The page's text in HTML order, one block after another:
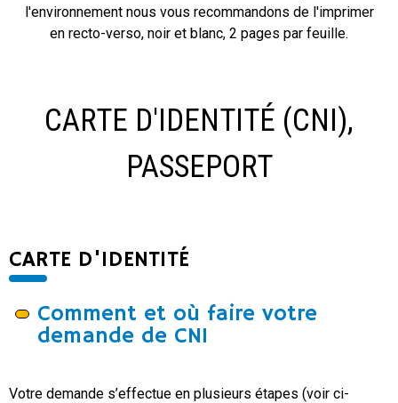
l'environnement nous vous recommandons de l'imprimer
en recto-verso, noir et blanc, 2 pages par feuille.
CARTE D'IDENTITÉ (CNI),
PASSEPORT
CARTE D'IDENTITÉ
Comment et où faire votre
demande de CNI
Votre demande s’effectue en plusieurs étapes (voir ci-